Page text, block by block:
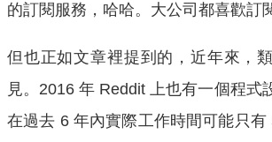
的訂閱服務，哈哈。大公司都喜歡訂
但也正如文章裡提到的，近年來，
見。2016 年 Reddit 上也有一個程式
在過去 6 年內實際工作時間可能只有